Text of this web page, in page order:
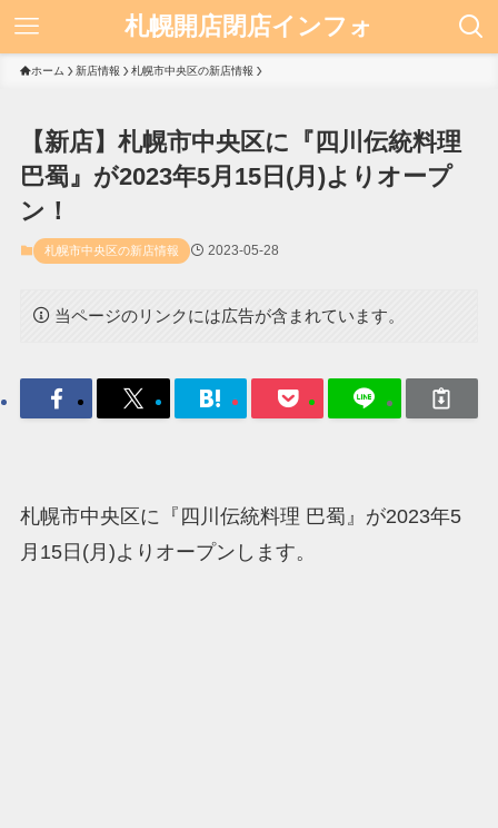
札幌開店閉店インフォ
ホーム 新店情報 札幌市中央区の新店情報
【新店】札幌市中央区に『四川伝統料理
巴蜀』が2023年5月15日(月)よりオープ
ン！
札幌市中央区の新店情報 2023-05-28
当ページのリンクには広告が含まれています。
札幌市中央区に『四川伝統料理 巴蜀』が2023年5
月15日(月)よりオープンします。